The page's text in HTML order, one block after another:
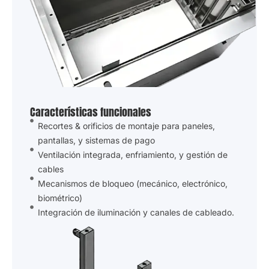
Características funcionales
Recortes & orificios de montaje para paneles,
pantallas, y sistemas de pago
Ventilación integrada, enfriamiento, y gestión de
cables
Mecanismos de bloqueo (mecánico, electrónico,
biométrico)
Integración de iluminación y canales de cableado.